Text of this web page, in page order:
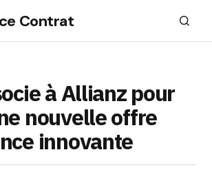
Contrat
à Allianz pour
nouvelle offre
innovante